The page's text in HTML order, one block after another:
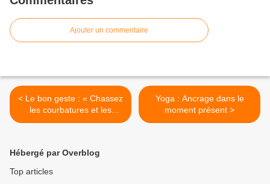
Ajouter un commentaire
< Le bon geste : « Chassez
les courbatures et les
crampes »
Yoga : Ancrage dans le
moment présent >
Hébergé par Overblog
Top articles